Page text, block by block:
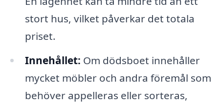
stort hus, vilket påverkar det totala
priset.
Innehållet: Om dödsboet innehåller
mycket möbler och andra föremål som
behöver appelleras eller sorteras,